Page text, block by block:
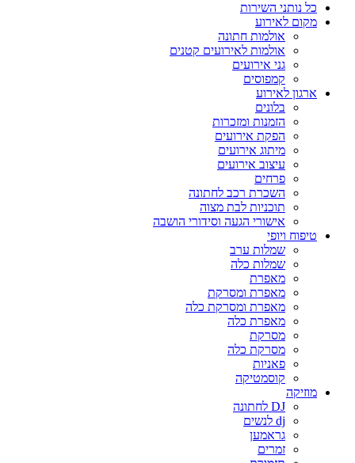
כל נותני השירות
מקום לאירוע
אולמות חתונה
אולמות לאירועים קטנים
גני אירועים
קמפוסים
ארגון לאירוע
בלונים
הזמנות ומזכרות
הפקת אירועים
מיתוג אירועים
עיצוב אירועים
פרחים
השכרת רכב לחתונה
תוכניות לבת מצוה
אישורי הגעה וסידורי הושבה
טיפוח ויופי
שמלות ערב
שמלות כלה
מאפרת
מאפרת ומסרקת
מאפרת ומסרקת כלה
מאפרת כלה
מסרקת
מסרקת כלה
פאניות
קוסמטיקה
מוזיקה
DJ לחתונה
dj לנשים
גראמען
זמרים